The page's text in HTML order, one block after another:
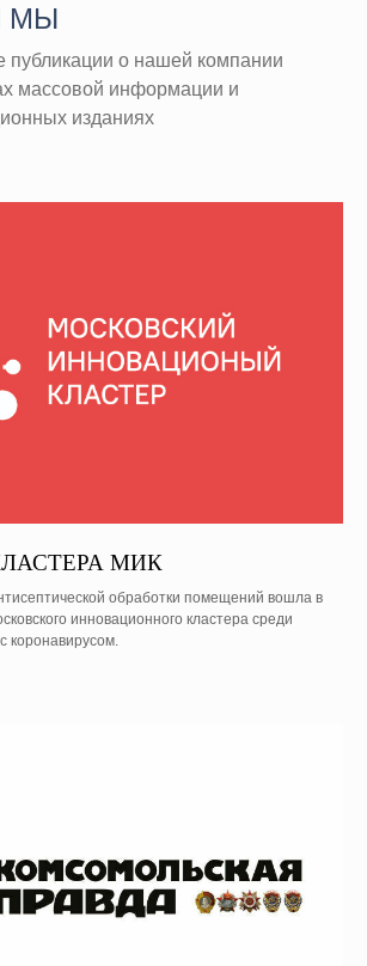
МЫ
публикации о нашей компании
массовой информации и
изданиях
МИК
обработки помещений вошла в
инновационного кластера среди
коронавирусом.